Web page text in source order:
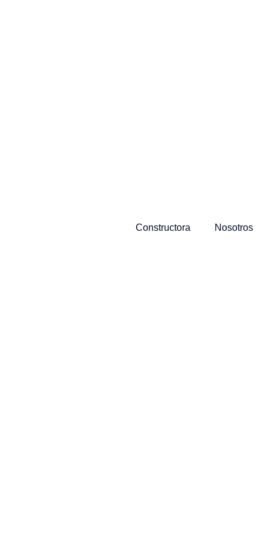
Constructora Nosotros